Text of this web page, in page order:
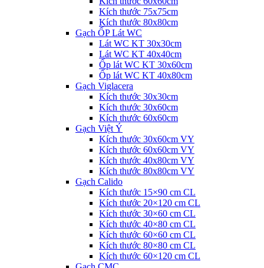
Kích thước 75x75cm
Kích thước 80x80cm
Gạch ỐP Lát WC
Lát WC KT 30x30cm
Lát WC KT 40x40cm
Ốp lát WC KT 30x60cm
Ốp lát WC KT 40x80cm
Gạch Viglacera
Kích thước 30x30cm
Kích thước 30x60cm
Kích thước 60x60cm
Gạch Việt Ý
Kích thước 30x60cm VY
Kích thước 60x60cm VY
Kích thước 40x80cm VY
Kích thước 80x80cm VY
Gạch Calido
Kích thước 15×90 cm CL
Kích thước 20×120 cm CL
Kích thước 30×60 cm CL
Kích thước 40×80 cm CL
Kích thước 60×60 cm CL
Kích thước 80×80 cm CL
Kích thước 60×120 cm CL